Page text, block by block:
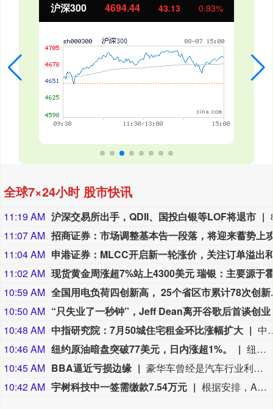
沪深300 4694.44 43.13 0.93%
全球7×24小时 股市快讯
11:19 AM 沪深交易所出手，QDII、国投白银等LOF将退市
11:07 AM
11:04 AM
11:02 AM
10:59 AM
全国用
10:50 AM “只失业了一秒钟”，Jeff Dean离开谷歌后首谈创业
10:48 AM 中指研究院：7月50城住宅租金环比涨幅扩大
中指研究院发文称，7月，高校毕业季租赁需求集中释放，全国住房租赁市场进入
10:46 AM 纽约原油暗盘突破77美元，日内涨超1%。
纽约原油暗盘突破77美元，日内涨超1%。
10:45 AM BBA逼近亏损边缘
豪华车曾经是汽车行业利润最丰厚的生意之一。奔驰、宝马和奥迪这三家一线豪华品牌享有丰厚的品牌声誉，在全球市场可以同时获得规模和溢价，卖出一辆车能够带来的利润远高于普通汽车品牌。最新一轮半年报显示，这三家企业的主营汽车业务也濒临亏损边缘。今年上半年，奔驰、宝马、奥迪全球汽车销量和营收规模同步下滑，三家营收创下2022年来新低，汽车销量也创下2023年来新低。利润方面，奔驰、宝马更是达到2021年来低点，奥迪也处于过去六年的低谷。中国市场表现乏力成了三家公司业绩同步下滑的关键原因。在三家公司中，奔驰上半年营收规模最高，达到636.6亿欧元，但较去年同期下降4.1%，连续三年下滑。奔驰同期息税前利润（EBIT）为34.5亿欧元，去年同期是35.6亿欧元，这一表现较2023年巅峰时期跌去67.1%。（界面）
10:42 AM 宇树科技中一签需缴款7.54万元 根据安排，A股人形机器人第一股宇树科技8月10日将开启网上、网下申购。该公司股票的发行价格为150.80元/股，网上申购代码为“787836”，中一签（500股）需缴款7.54万元。 市场人士表示，若宇树科技上市首日涨幅超过100%，投资者中一签的盈利将超过7.5万元；若上市首日涨幅超过200%，投资者中一签的盈利将高达15万元。 有券商指出，中长期来看，宇树登陆A股有望牵引更多长期资金系统性配置人形机器人赛道。（券商中国）